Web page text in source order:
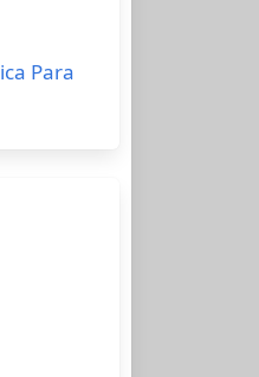
Para